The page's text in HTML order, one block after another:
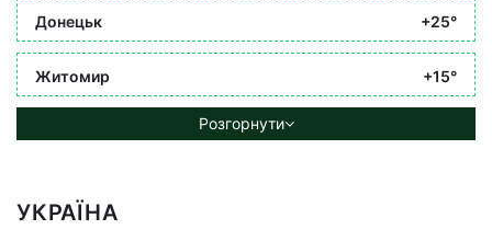
Донецьк +25°
Житомир +15°
Розгорнути
УКРАЇНА